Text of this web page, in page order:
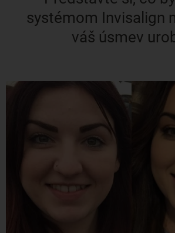
systémom Invisalign
váš úsmev